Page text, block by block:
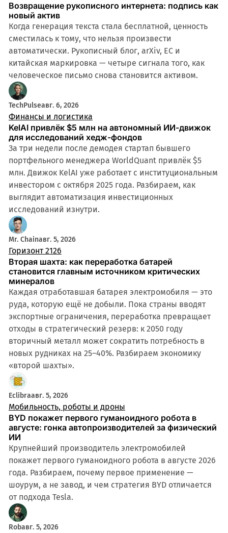
Возвращение рукописного интернета: подпись как
новый актив
Когда генерация текста стала бесплатной, ценность
сместилась к тому, что нельзя произвести
автоматически. Рукописный блог, arXiv, ЕС и
китайская маркировка — четыре сигнала того, как
человеческое письмо снова становится активом.
TechPulseавг. 6, 2026
Финансы и логистика
KelAI привлёк $5 млн на автономный ИИ-движок
для исследований хедж-фондов
За три недели после демодея стартап бывшего
портфельного менеджера WorldQuant привлёк $5
млн. Движок KelAI уже работает с институциональным
инвестором с октября 2025 года. Разбираем, как
выглядит автоматизация инвестиционных
исследований изнутри.
Mr. Chainавг. 5, 2026
Горизонт 2126
Вторая шахта: как переработка батарей
становится главным источником критических
минералов
Каждая отработавшая батарея электромобиля — это
руда, которую ещё не добыли. Пока страны вводят
экспортные ограничения, переработка превращает
отходы в стратегический резерв: к 2050 году
вторичный металл может сократить потребность в
новых рудниках на 25–40%. Разбираем экономику
«второй шахты».
Eclibraавг. 5, 2026
Мобильность, роботы и дроны
BYD покажет первого гуманоидного робота в
августе: гонка автопроизводителей за физический
ИИ
Крупнейший производитель электромобилей
покажет первого гуманоидного робота в августе 2026
года. Разбираем, почему первое применение —
шоурум, а не завод, и чем стратегия BYD отличается
от подхода Tesla.
Robавг. 5, 2026